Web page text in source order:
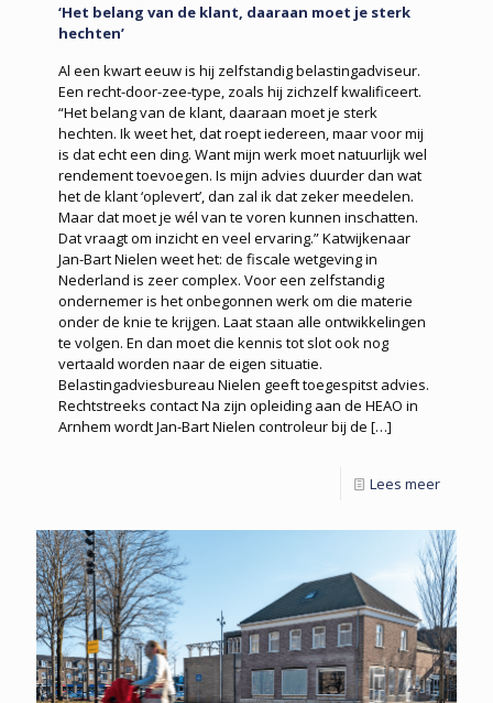
‘Het belang van de klant, daaraan moet je sterk
hechten’
Al een kwart eeuw is hij zelfstandig belastingadviseur.
Een recht-door-zee-type, zoals hij zichzelf kwalificeert.
“Het belang van de klant, daaraan moet je sterk
hechten. Ik weet het, dat roept iedereen, maar voor mij
is dat echt een ding. Want mijn werk moet natuurlijk wel
rendement toevoegen. Is mijn advies duurder dan wat
het de klant ‘oplevert’, dan zal ik dat zeker meedelen.
Maar dat moet je wél van te voren kunnen inschatten.
Dat vraagt om inzicht en veel ervaring.” Katwijkenaar
Jan-Bart Nielen weet het: de fiscale wetgeving in
Nederland is zeer complex. Voor een zelfstandig
ondernemer is het onbegonnen werk om die materie
onder de knie te krijgen. Laat staan alle ontwikkelingen
te volgen. En dan moet die kennis tot slot ook nog
vertaald worden naar de eigen situatie.
Belastingadviesbureau Nielen geeft toegespitst advies.
Rechtstreeks contact Na zijn opleiding aan de HEAO in
Arnhem wordt Jan-Bart Nielen controleur bij de […]
Lees meer